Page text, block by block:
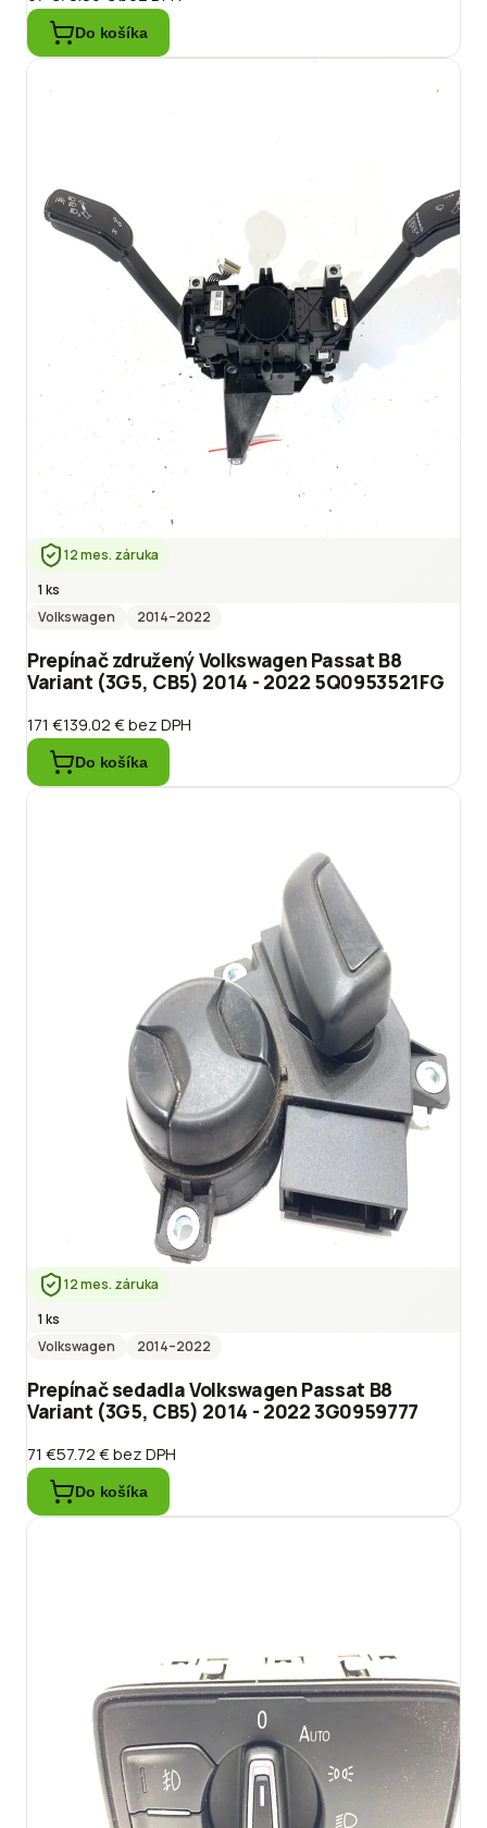
Do košíka
12 mes. záruka
1 ks
Volkswagen
2014–2022
Prepínač združený Volkswagen Passat B8
Variant (3G5, CB5) 2014 - 2022 5Q0953521FG
171 €139.02 €bez DPH
Do košíka
12 mes. záruka
1 ks
Volkswagen
2014–2022
Prepínač sedadla Volkswagen Passat B8
Variant (3G5, CB5) 2014 - 2022 3G0959777
71 €57.72 €bez DPH
Do košíka